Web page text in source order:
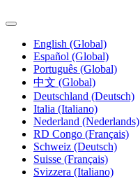
English (Global)
Español (Global)
Português (Global)
中文 (Global)
Deutschland (Deutsch)
Italia (Italiano)
Nederland (Nederlands)
RD Congo (Français)
Schweiz (Deutsch)
Suisse (Français)
Svizzera (Italiano)